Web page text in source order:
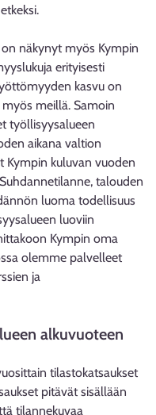
näkynyt myös Kympin
erityisesti
kasvu on
meillä. Samoin
työllisyysalueen
aikana valtion
Kympin kuluvan vuoden
talouden
luoma todellisuus
luoviin
Kympin oma
olemme palvelleet
ja
alkuvuoteen
tilastokatsaukset
pitävät sisällään
tilannekuvaa